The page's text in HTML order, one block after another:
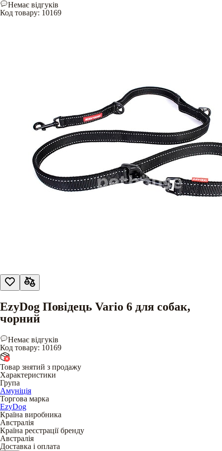
Немає відгуків
Код товару: 10169
EzyDog Повідець Vario 6 для собак,
чорний
Немає відгуків
Код товару: 10169
Товар знятий з продажу
Характеристики
Група
Амуніція
Торгова марка
EzyDog
Країна виробника
Австралія
Країна реєстрації бренду
Австралія
Доставка і оплата